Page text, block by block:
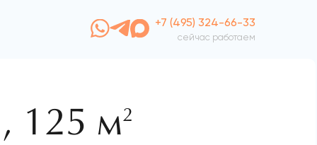
+7 (495) 324-66-33
сейчас работаем
125 м2